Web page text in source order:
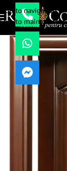
Skip to navigation
Skip to main content